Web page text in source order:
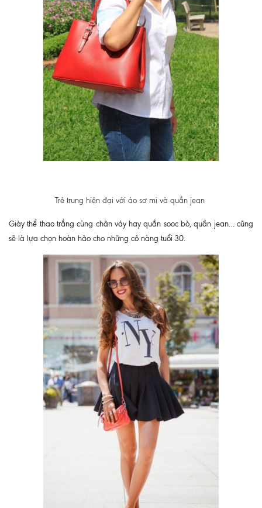
Trẻ trung hiện đại với áo sơ mi và quần jean
Giày thể thao trắng cùng chân váy hay quần sooc bò, quần jean… cũng
sẽ là lựa chọn hoàn hảo cho những cô nàng tuổi 30.